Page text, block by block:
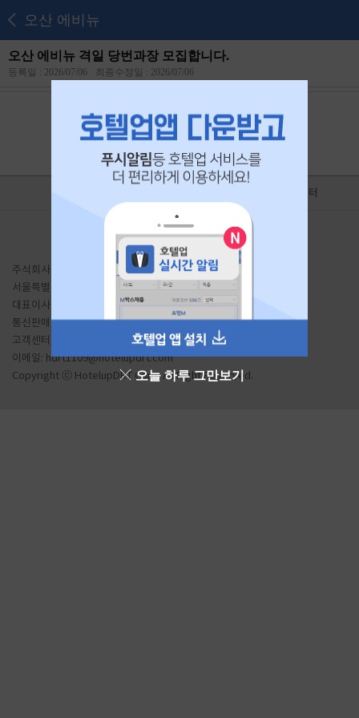
오산 에비뉴
오산 에비뉴 격일 당번과장 모집합니다.
등록일 : 2026/07/06 최종수정일 : 2026/07/06
본 공고는2026년 07월 25일 에 마감되었습니다.
오늘 하루 그만보기
고객센터
유료서비스 이용약관 개인정보처리방침
주식회사 호텔업디알티
서울특별시 금천구 가산동 691 대륭테크노타운20차 1807호
대표이사: 이송주
사업자등록번호: 441-87-01934
통신판매업신고: 서울금천-1204 호
직업정보: J1206020200010
고객센터: 1644-7896
Fax: 02-2225-8487
이메일: hdrt1109@hotelupdrt.com
Copyright ⓒ HotelupDRT Corp. All Right Reserved.